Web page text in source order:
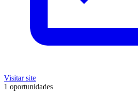
Visitar site
1 oportunidades